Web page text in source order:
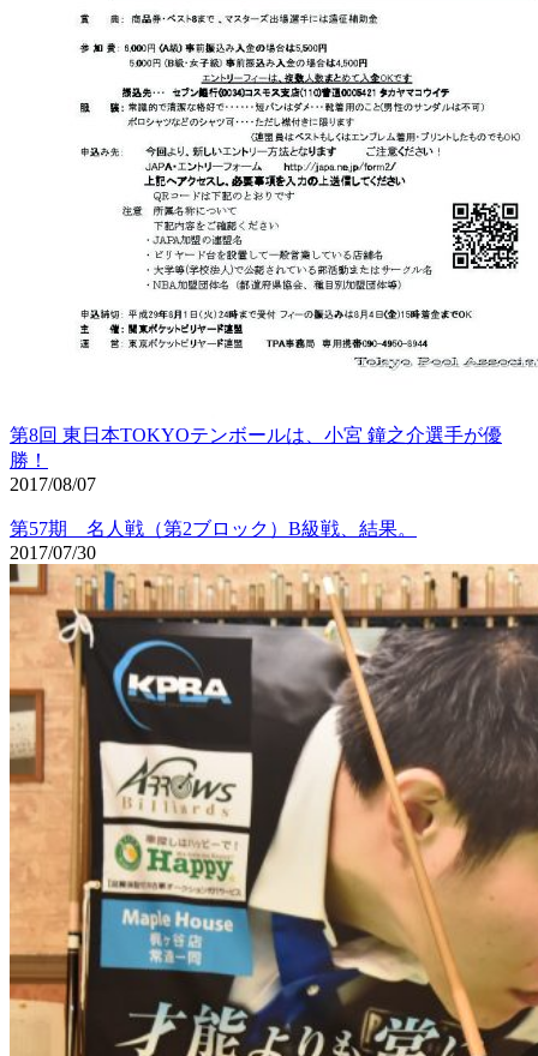
第8回 東日本TOKYOテンボールは、小宮 鐘之介選手が優
勝！
2017/08/07
第57期 名人戦（第2ブロック）B級戦、結果。
2017/07/30